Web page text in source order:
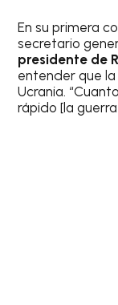
En su primera
secretario
presidente de
entender que la
Ucrania.
rápido [la